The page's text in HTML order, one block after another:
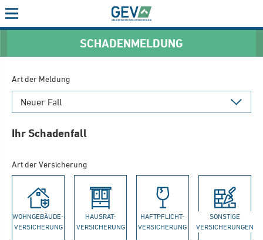
SCHADENMELDUNG
Art der Meldung
Ihr Schadenfall
Art der Versicherung
WOHNGEBÄUDE-
VERSICHERUNG
HAUSRAT-
VERSICHERUNG
HAFTPFLICHT-
VERSICHERUNG
SONSTIGE
VERSICHERUNGEN